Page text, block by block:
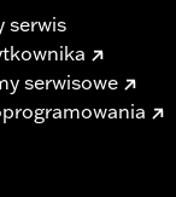
serwis
serwisowe